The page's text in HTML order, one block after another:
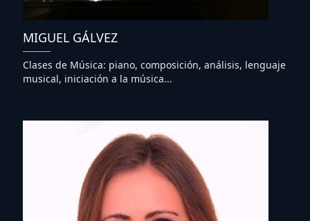
MIGUEL GÁLVEZ
Clases de Música: piano, composición, análisis, lenguaje
musical, iniciación a la música...